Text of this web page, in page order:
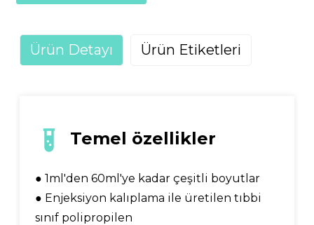
Ürün Detayı Ürün Etiketleri
Temel özellikler
● 1ml'den 60ml'ye kadar çeşitli boyutlar
● Enjeksiyon kalıplama ile üretilen tıbbi
sınıf polipropilen